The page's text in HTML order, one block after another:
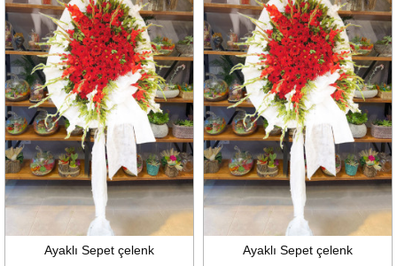
Ayaklı Sepet çelenk Ayaklı Sepet çelenk